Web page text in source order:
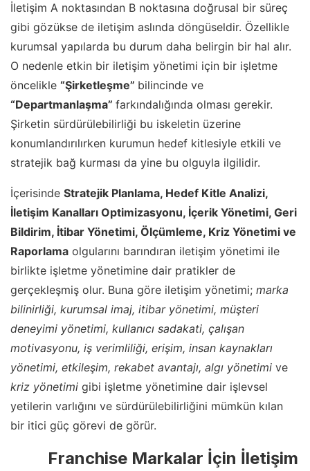
İletişim A noktasından B noktasına doğrusal bir süreç
gibi gözükse de iletişim aslında döngüseldir. Özellikle
kurumsal yapılarda bu durum daha belirgin bir hal alır.
O nedenle etkin bir iletişim yönetimi için bir işletme
öncelikle “Şirketleşme” bilincinde ve
“Departmanlaşma” farkındalığında olması gerekir.
Şirketin sürdürülebilirliği bu iskeletin üzerine
konumlandırılırken kurumun hedef kitlesiyle etkili ve
stratejik bağ kurması da yine bu olguyla ilgilidir.
İçerisinde Stratejik Planlama, Hedef Kitle Analizi,
İletişim Kanalları Optimizasyonu, İçerik Yönetimi, Geri
Bildirim, İtibar Yönetimi, Ölçümleme, Kriz Yönetimi ve
Raporlama olgularını barındıran iletişim yönetimi ile
birlikte işletme yönetimine dair pratikler de
gerçekleşmiş olur. Buna göre iletişim yönetimi; marka
bilinirliği, kurumsal imaj, itibar yönetimi, müşteri
deneyimi yönetimi, kullanıcı sadakati, çalışan
motivasyonu, iş verimliliği, erişim, insan kaynakları
yönetimi, etkileşim, rekabet avantajı, algı yönetimi ve
kriz yönetimi gibi işletme yönetimine dair işlevsel
yetilerin varlığını ve sürdürülebilirliğini mümkün kılan
bir itici güç görevi de görür.
Franchise Markalar İçin İletişim